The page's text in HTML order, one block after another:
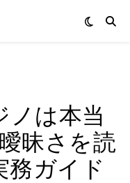
ノは本当
昧さを読
務ガイド